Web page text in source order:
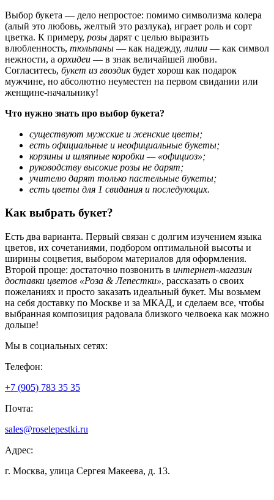
Выбор букета — дело непростое: помимо символизма колера
(алый это любовь, желтый это разлука), играет роль и сорт
цветка. К примеру, розы дарят с целью выразить
влюбленность, тюльпаны — как надежду, лилии — как символ
нежности, а орхидеи — в знак величайшей любви.
Согласитесь, букет из гвоздикбудет хорош как подарок
мужчине, но абсолютно неуместен на первом свидании или
женщине-начальнику!
Что нужно знать про выбор букета?
существуют мужские и женские цветы;
есть официальные и неофициальные букеты;
корзины и шляпные коробки — «официоз»;
руководству высокие розы не дарят;
учителю дарят только пастельные букеты;
есть цветы для 1 свидания и последующих.
Как выбрать букет?
Есть два варианта. Первый связан с долгим изучением языка
цветов, их сочетаниями, подбором оптимальной высоты и
ширины соцветия, выбором материалов для оформления.
Второй проще: достаточно позвонить в интернет-магазин
доставки цветов «Роза & Лепестки», рассказать о своих
пожеланиях и просто заказать идеальный букет. Мы возьмем
на себя доставку по Москве и за МКАД, и сделаем все, чтобы
выбранная композиция радовала близкого челвоека как можно
дольше!
Мы в социальных сетях:
Телефон:
+7 (905) 783 35 35
Почта:
sales@roselepestki.ru
Адрес:
г. Москва, улица Сергея Макеева, д. 13.